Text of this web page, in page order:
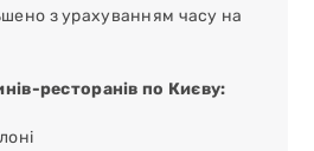
з урахуванням часу на
ресторанів по Києву: